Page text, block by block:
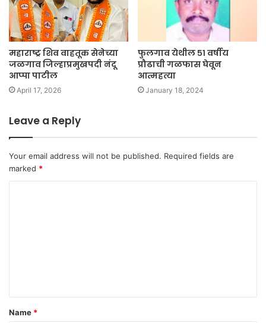
महाराष्ट्र शिव वाहतूक सेनेच्या
जळगाव जिल्हाप्रमुखपदी नंदू
आप्पा पाटील
April 17, 2026
फुलगाव येथील ५१ वर्षीय
प्रौढाची गळफास घेवून
आत्महत्या
January 18, 2024
Leave a Reply
Your email address will not be published. Required fields are
marked *
t
*
Name *